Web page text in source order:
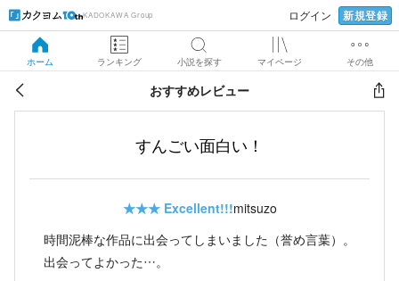
KADOKAWA Group ログイン 新規登録
ホーム ランキング 小説を探す マイページ その他
おすすめレビュー
すんごい面白い！
★★★ Excellent!!!mitsuzo
時間泥棒な作品に出会ってしまいました（誉め言葉）。
出会ってよかった…。